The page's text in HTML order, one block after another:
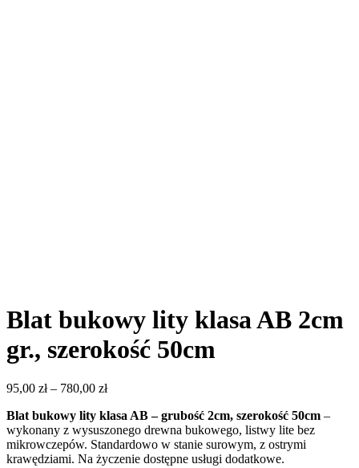
Blat bukowy lity klasa AB 2cm
gr., szerokość 50cm
95,00 zł– 780,00 zł
Blat bukowy lity klasa AB – grubość 2cm, szerokość 50cm –
wykonany z wysuszonego drewna bukowego, listwy lite bez
mikrowczepów. Standardowo w stanie surowym, z ostrymi
krawędziami. Na życzenie dostępne usługi dodatkowe.